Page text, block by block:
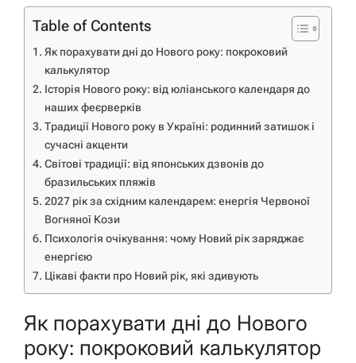
Table of Contents
Як порахувати дні до Нового року: покроковий
калькулятор
Історія Нового року: від юліанського календаря до
наших феєрверків
Традиції Нового року в Україні: родинний затишок і
сучасні акценти
Світові традиції: від японських дзвонів до
бразильських пляжів
2027 рік за східним календарем: енергія Червоної
Вогняної Кози
Психологія очікування: чому Новий рік заряджає
енергією
Цікаві факти про Новий рік, які здивують
Як порахувати дні до Нового
року: покроковий калькулятор